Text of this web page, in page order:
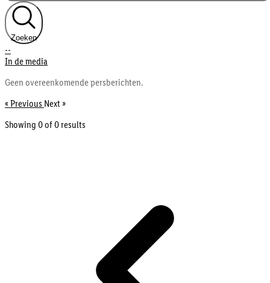
Zoeken
--
In de media
Geen overeenkomende persberichten.
« Previous Next »
Showing 0 of0results